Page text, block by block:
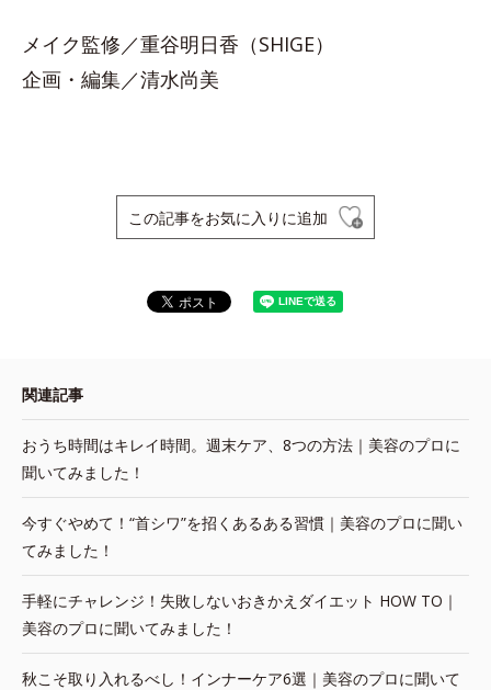
メイク監修／重谷明日香（SHIGE）
企画・編集／清水尚美
この記事をお気に入りに追加
関連記事
おうち時間はキレイ時間。週末ケア、8つの方法｜美容のプロに
聞いてみました！
今すぐやめて！“首シワ”を招くあるある習慣｜美容のプロに聞い
てみました！
手軽にチャレンジ！失敗しないおきかえダイエット HOW TO｜
美容のプロに聞いてみました！
秋こそ取り入れるべし！インナーケア6選｜美容のプロに聞いて